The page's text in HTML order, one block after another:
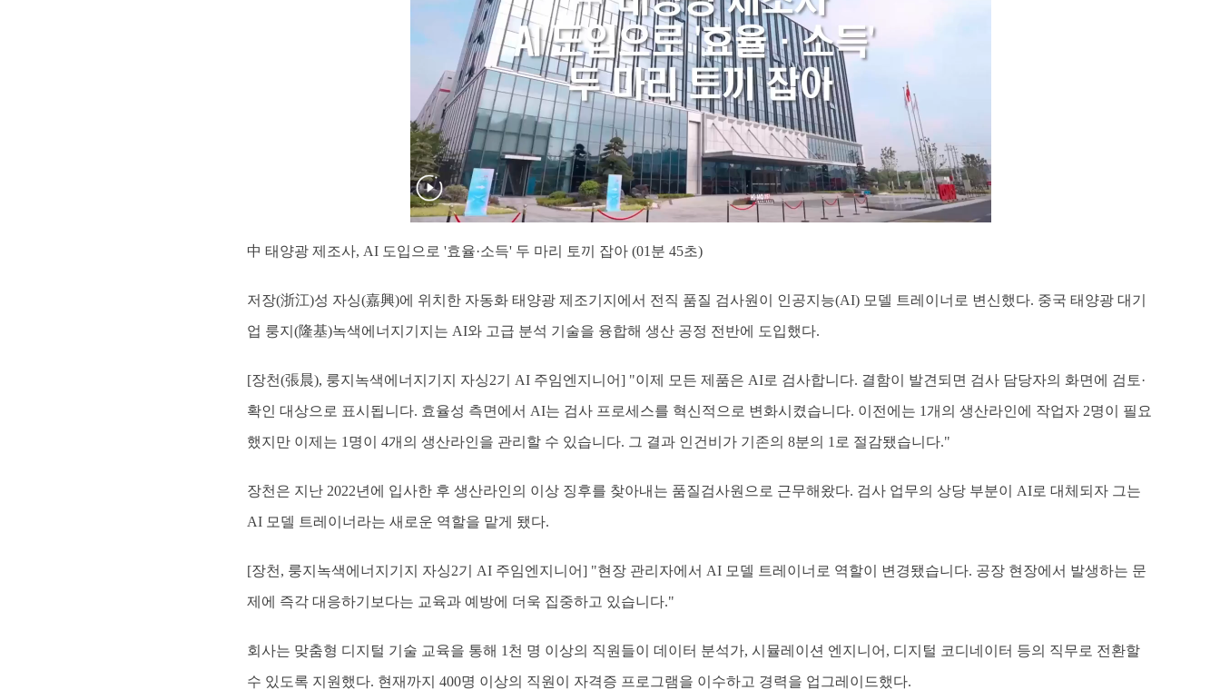
中 태양광 제조사, AI 도입으로 '효율·소득' 두 마리 토끼 잡아 (01분 45초)
저장(浙江)성 자싱(嘉興)에 위치한 자동화 태양광 제조기지에서 전직 품질 검사원이 인공지능(AI) 모델 트레이너로 변신했다. 중국 태양광 대기
업 룽지(隆基)녹색에너지기지는 AI와 고급 분석 기술을 융합해 생산 공정 전반에 도입했다.
[장천(張晨), 룽지녹색에너지기지 자싱2기 AI 주임엔지니어] "이제 모든 제품은 AI로 검사합니다. 결함이 발견되면 검사 담당자의 화면에 검토·
확인 대상으로 표시됩니다. 효율성 측면에서 AI는 검사 프로세스를 혁신적으로 변화시켰습니다. 이전에는 1개의 생산라인에 작업자 2명이 필요
했지만 이제는 1명이 4개의 생산라인을 관리할 수 있습니다. 그 결과 인건비가 기존의 8분의 1로 절감됐습니다."
장천은 지난 2022년에 입사한 후 생산라인의 이상 징후를 찾아내는 품질검사원으로 근무해왔다. 검사 업무의 상당 부분이 AI로 대체되자 그는
AI 모델 트레이너라는 새로운 역할을 맡게 됐다.
[장천, 룽지녹색에너지기지 자싱2기 AI 주임엔지니어] "현장 관리자에서 AI 모델 트레이너로 역할이 변경됐습니다. 공장 현장에서 발생하는 문
제에 즉각 대응하기보다는 교육과 예방에 더욱 집중하고 있습니다."
회사는 맞춤형 디지털 기술 교육을 통해 1천 명 이상의 직원들이 데이터 분석가, 시뮬레이션 엔지니어, 디지털 코디네이터 등의 직무로 전환할
수 있도록 지원했다. 현재까지 400명 이상의 직원이 자격증 프로그램을 이수하고 경력을 업그레이드했다.